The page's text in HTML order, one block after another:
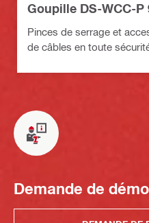
Goupille DS-WCC-P
Pinces de serrage et
de câbles en toute
Demande de